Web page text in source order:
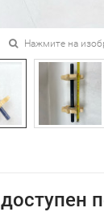
Нажмите на